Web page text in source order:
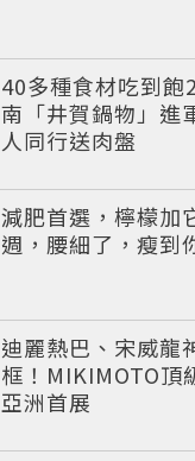
40多種食材吃到飽
南「井賀鍋物」
人同行送肉盤
減肥首選，檸檬加
週，腰細了，瘦到
迪麗熱巴、宋威龍
框！MIKIMOTO頂
亞洲首展